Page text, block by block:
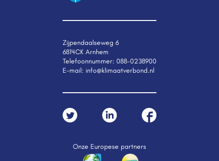
Zijpendaalseweg 6
6814CK Arnhem
Telefoonnummer: 088-0238900
E-mail: info@klimaatverbond.nl
Onze Europese partners